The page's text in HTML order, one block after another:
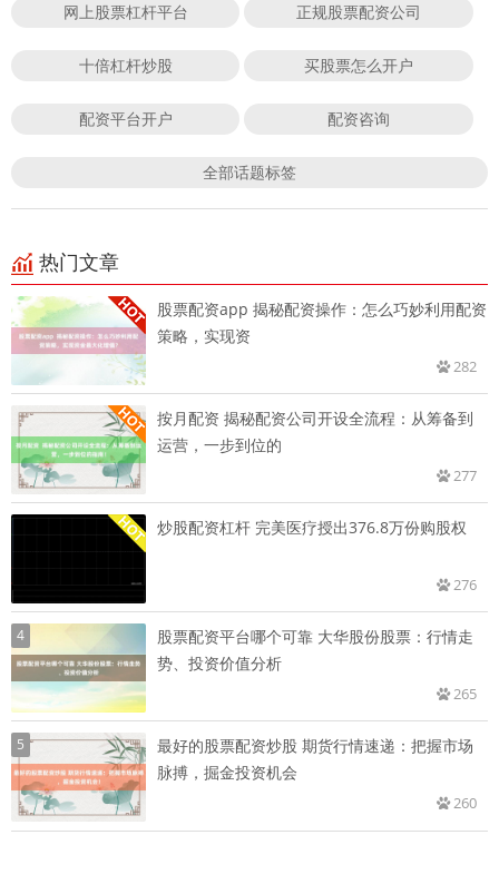
网上股票杠杆平台 正规股票配资公司
十倍杠杆炒股 买股票怎么开户
配资平台开户 配资咨询
全部话题标签
热门文章
股票配资app 揭秘配资操作：怎么巧妙利用配资
策略，实现资
282
按月配资 揭秘配资公司开设全流程：从筹备到
运营，一步到位的
277
炒股配资杠杆 完美医疗授出376.8万份购股权
276
4
股票配资平台哪个可靠 大华股份股票：行情走
势、投资价值分析
265
5
最好的股票配资炒股 期货行情速递：把握市场
脉搏，掘金投资机会
260